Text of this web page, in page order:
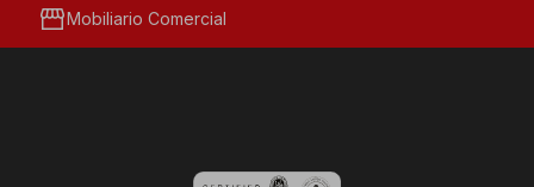
storefrontMobiliario Comercial